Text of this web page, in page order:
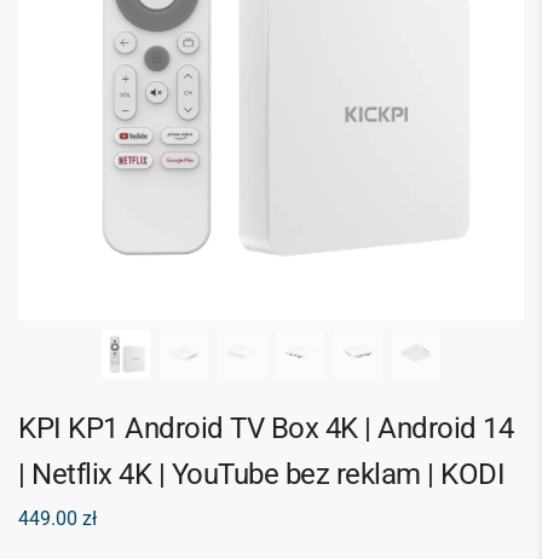
KPI KP1 Android TV Box 4K | Android 14
| Netflix 4K | YouTube bez reklam | KODI
449.00 zł